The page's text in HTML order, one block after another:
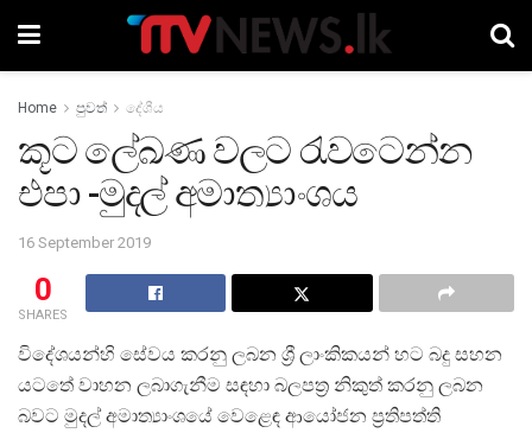
Home පුවත් දේශීය
කූට ලේඛණ වලට රැවටෙන්න
එපා -මුදල් අමාත්‍යාංශය
16 September 2019
0
SHARES
විදේශයන්හි සේවය කරනු ලබන ශ්‍රී ලාංකිකයන් හට බදු සහන
යටතේ වාහන ලබාගැනීම සඳහා බලපත්‍ර නිකුත් කරනු ලබන
බවට මුදල් අමාත්‍යාංශයේ වෙළෙඳ ආයෝජන ප්‍රතිපත්ති